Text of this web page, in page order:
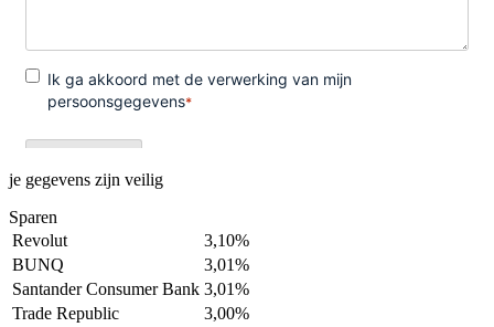
je gegevens zijn veilig
Sparen
Revolut
3,10%
BUNQ
3,01%
Santander Consumer Bank 3,01%
Trade Republic
3,00%